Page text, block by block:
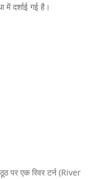
दर्शाई गई है।
पर एक रिवर टर्न (River